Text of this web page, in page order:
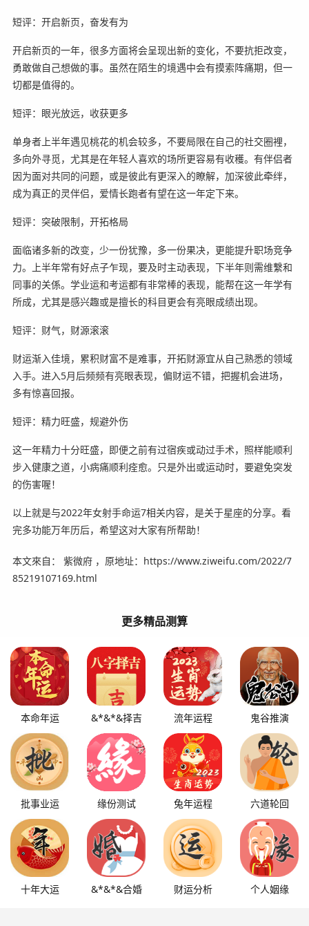
短评：开启新页，奋发有为
开启新页的一年，很多方面将会呈现出新的变化，不要抗拒改变，
勇敢做自己想做的事。虽然在陌生的境遇中会有摸索阵痛期，但一
切都是值得的。
短评：眼光放远，收获更多
单身者上半年遇见桃花的机会较多，不要局限在自己的社交圈裡，
多向外寻觅，尤其是在年轻人喜欢的场所更容易有收穫。有伴侣者
因为面对共同的问题，或是彼此有更深入的瞭解，加深彼此牵绊，
成为真正的灵伴侣，爱情长跑者有望在这一年定下来。
短评：突破限制，开拓格局
面临诸多新的改变，少一份犹豫，多一份果决，更能提升职场竞争
力。上半年常有好点子乍现，要及时主动表现，下半年则需维繫和
同事的关係。学业运和考运都有非常棒的表现，能帮在这一年学有
所成，尤其是感兴趣或是擅长的科目更会有亮眼成绩出现。
短评：财气，财源滚滚
财运渐入佳境，累积财富不是难事，开拓财源宜从自己熟悉的领域
入手。进入5月后频频有亮眼表现，偏财运不错，把握机会进场，
多有惊喜回报。
短评：精力旺盛，规避外伤
这一年精力十分旺盛，即便之前有过宿疾或动过手术，照样能顺利
步入健康之道，小病痛顺利痊愈。只是外出或运动时，要避免突发
的伤害喔！
以上就是与2022年女射手命运7相关内容，是关于星座的分享。看
完多功能万年历后，希望这对大家有所帮助！
本文來自： 紫微府 ，原地址：https://www.ziweifu.com/2022/7
85219107169.html
更多精品测算
本命年运 &*&*&择吉 流年运程 鬼谷推演
批事业运 缘份测试 兔年运程 六道轮回
十年大运 &*&*&合婚 财运分析 个人姻缘